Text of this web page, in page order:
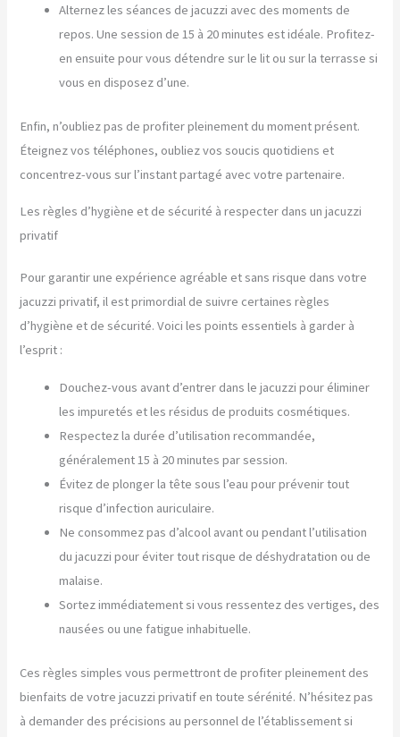
Alternez les séances de jacuzzi avec des moments de
repos. Une session de 15 à 20 minutes est idéale. Profitez-
en ensuite pour vous détendre sur le lit ou sur la terrasse si
vous en disposez d’une.
Enfin, n’oubliez pas de profiter pleinement du moment présent.
Éteignez vos téléphones, oubliez vos soucis quotidiens et
concentrez-vous sur l’instant partagé avec votre partenaire.
Les règles d’hygiène et de sécurité à respecter dans un jacuzzi
privatif
Pour garantir une expérience agréable et sans risque dans votre
jacuzzi privatif, il est primordial de suivre certaines règles
d’hygiène et de sécurité. Voici les points essentiels à garder à
l’esprit :
Douchez-vous avant d’entrer dans le jacuzzi pour éliminer
les impuretés et les résidus de produits cosmétiques.
Respectez la durée d’utilisation recommandée,
généralement 15 à 20 minutes par session.
Évitez de plonger la tête sous l’eau pour prévenir tout
risque d’infection auriculaire.
Ne consommez pas d’alcool avant ou pendant l’utilisation
du jacuzzi pour éviter tout risque de déshydratation ou de
malaise.
Sortez immédiatement si vous ressentez des vertiges, des
nausées ou une fatigue inhabituelle.
Ces règles simples vous permettront de profiter pleinement des
bienfaits de votre jacuzzi privatif en toute sérénité. N’hésitez pas
à demander des précisions au personnel de l’établissement si